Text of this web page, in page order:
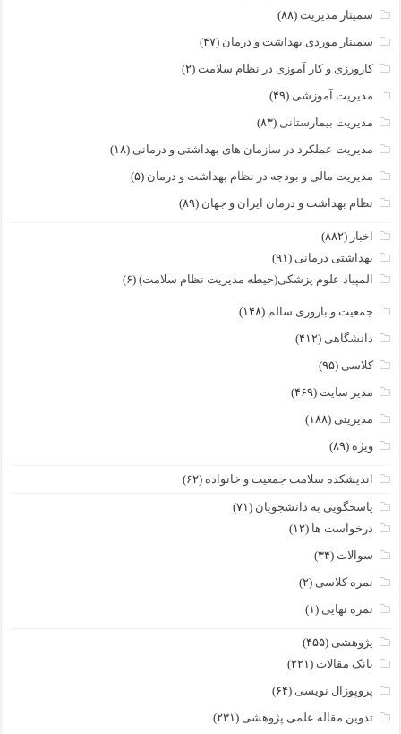
سمینار مدیریت (۸۸)
سمینار موردی بهداشت و درمان (۴۷)
کارورزی و کار آموزی در نظام سلامت (۲)
مدیریت آموزشی (۴۹)
مدیریت بیمارستانی (۸۳)
مدیریت عملکرد در سازمان های بهداشتی و درمانی (۱۸)
مدیریت مالی و بودجه در نظام بهداشت و درمان (۵)
نظام بهداشت و درمان ایران و جهان (۸۹)
اخبار (۸۸۲)
بهداشتی درمانی (۹۱)
المپیاد علوم پزشکی(حیطه مدیریت نظام سلامت) (۶)
جمعیت و باروری سالم (۱۴۸)
دانشگاهی (۴۱۲)
کلاسی (۹۵)
مدیر سایت (۴۶۹)
مدیریتی (۱۸۸)
ویژه (۸۹)
اندیشکده سلامت جمعیت و خانواده (۶۲)
پاسخگویی به دانشجویان (۷۱)
درخواست ها (۱۲)
سوالات (۳۴)
نمره کلاسی (۲)
نمره نهایی (۱)
پژوهشی (۴۵۵)
بانک مقالات (۲۲۱)
پروپوزال نویسی (۶۴)
تدوین مقاله علمی پژوهشی (۲۳۱)